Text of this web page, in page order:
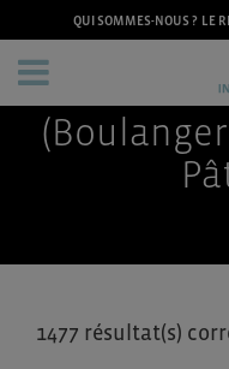
QUI SOMMES-NOUS ? LE
/Agroalimentaire/
Page 3
Univers
1477 résultat(s)